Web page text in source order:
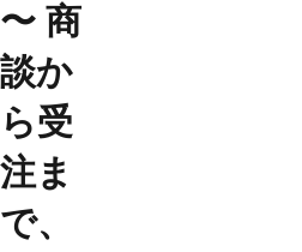
〜 商
談か
ら受
注ま
で、